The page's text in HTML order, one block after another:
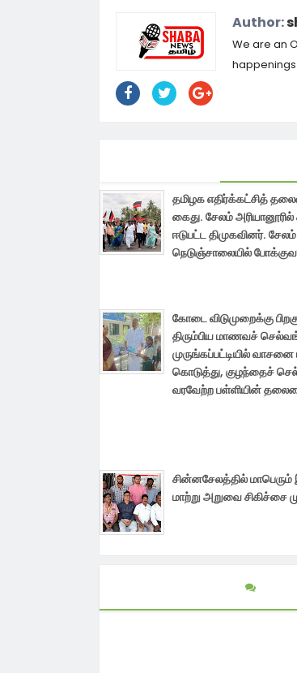
Author:
We are an
தமிழக எதிர்க்கட்சித்
கைது. சேலம்
ஈடுபட்ட திமுகவினர்.
நெடுஞ்சாலையில்
கோடை விடுமுறைக்கு
திரும்பிய மாணவச்
முருங்கப்பட்டியில்
கொடுத்து, குழந்தைச்
வரவேற்ற பள்ளியின்
சின்னசேலத்தில் மாபெரும்
மாற்று அறுவை சிகிச்சை